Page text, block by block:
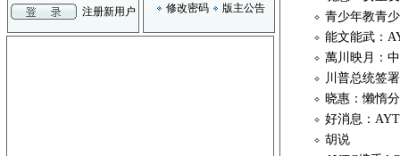
注册新用户
修改密码
版主公告
青少年教青
能文能武：
萬川映月：
川普总统签
晓惠：懒惰
好消息：
胡说